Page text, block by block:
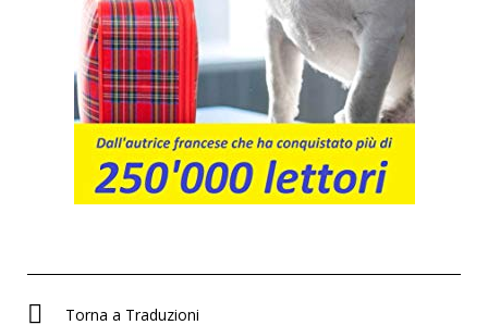
Torna a Traduzioni